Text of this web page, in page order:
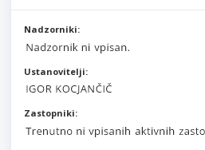
Nadzorniki:
Ustanovitelji:
Zastopniki: